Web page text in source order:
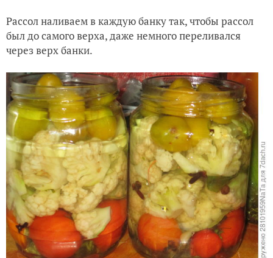
Рассол наливаем в каждую банку так, чтобы рассол
был до самого верха, даже немного переливался
через верх банки.